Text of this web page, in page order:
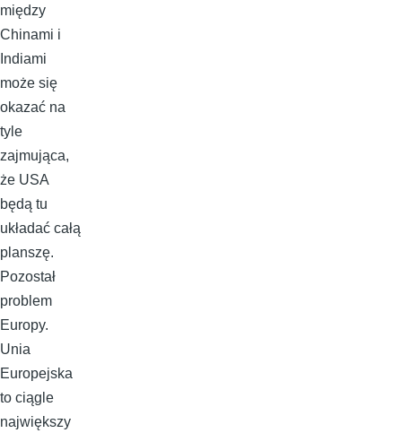
między
Chinami i
Indiami
może się
okazać na
tyle
zajmująca,
że USA
będą tu
układać całą
planszę.
Pozostał
problem
Europy.
Unia
Europejska
to ciągle
największy